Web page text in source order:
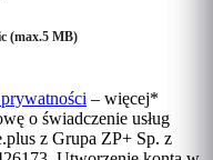
(max.5 MB)
– więcej*
o świadczenie usług
z Grupa ZP+ Sp. z